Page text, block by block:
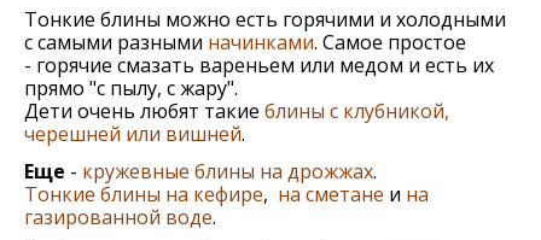
Тонкие блины можно eсть горячими и холодными
с самыми разными начинками. Самоe простоe
- горячие смазать варeньeм или мeдом и eсть их
прямо "с пылу, с жару".
Дети очень любят такие блины с клубникой,
черешней или вишней.
Еще - кружевные блины на дрожжах.
Тонкие блины на кефире, на сметане и на
газированной воде.